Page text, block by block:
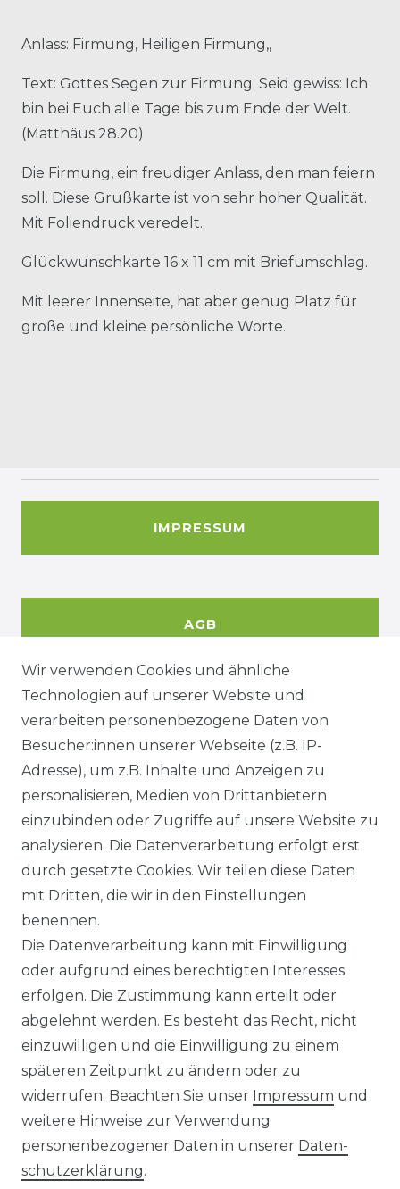
Anlass: Firmung, Heiligen Firmung,,
Text: Gottes Segen zur Firmung. Seid gewiss: Ich
bin bei Euch alle Tage bis zum Ende der Welt.
(Matthäus 28.20)
Die Firmung, ein freudiger Anlass, den man feiern
soll. Diese Grußkarte ist von sehr hoher Qualität.
Mit Foliendruck veredelt.
Glückwunschkarte 16 x 11 cm mit Briefumschlag.
Mit leerer Innenseite, hat aber genug Platz für
große und kleine persönliche Worte.
IMPRESSUM
AGB
DATENSCHUTZERKÄRUNG
WIDERRUFSRECHT
KONTAKT
Sie sind Wiederverkäufer?
Sie erreichen uns unter :
https://avancarte.de/
oder telefonisch unter: 0421 - 434430
Wir versenden mit
Zahlungsmöglichkeiten
Wir verwenden Cookies und ähnliche
Technologien auf unserer Website und
verarbeiten personenbezogene Daten von
Besucher:innen unserer Webseite (z.B. IP-
Adresse), um z.B. Inhalte und Anzeigen zu
personalisieren, Medien von Drittanbietern
einzubinden oder Zugriffe auf unsere Website zu
analysieren. Die Datenverarbeitung erfolgt erst
durch gesetzte Cookies. Wir teilen diese Daten
mit Dritten, die wir in den Einstellungen
benennen.
Die Datenverarbeitung kann mit Einwilligung
oder aufgrund eines berechtigten Interesses
erfolgen. Die Zustimmung kann erteilt oder
abgelehnt werden. Es besteht das Recht, nicht
einzuwilligen und die Einwilligung zu einem
späteren Zeitpunkt zu ändern oder zu
widerrufen. Beachten Sie unser Impressum und
weitere Hinweise zur Verwendung
personenbezogener Daten in unserer Daten­
schutz­erklärung.